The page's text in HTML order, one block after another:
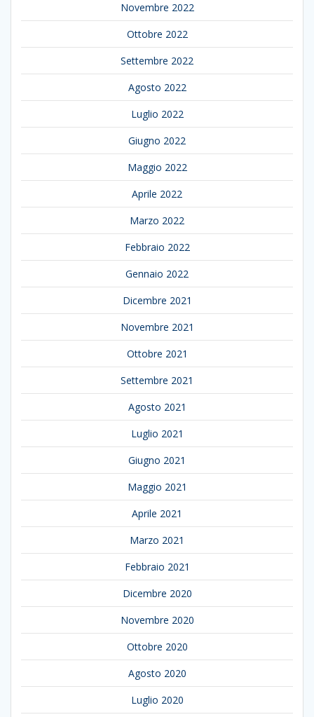
Novembre 2022
Ottobre 2022
Settembre 2022
Agosto 2022
Luglio 2022
Giugno 2022
Maggio 2022
Aprile 2022
Marzo 2022
Febbraio 2022
Gennaio 2022
Dicembre 2021
Novembre 2021
Ottobre 2021
Settembre 2021
Agosto 2021
Luglio 2021
Giugno 2021
Maggio 2021
Aprile 2021
Marzo 2021
Febbraio 2021
Dicembre 2020
Novembre 2020
Ottobre 2020
Agosto 2020
Luglio 2020